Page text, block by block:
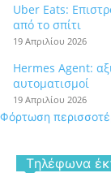
Uber Eats:
από το σπίτι
19 Απριλίου 2026
Hermes Agent:
αυτοματισμοί
19 Απριλίου 2026
Φόρτωση
Tηλέφωνα